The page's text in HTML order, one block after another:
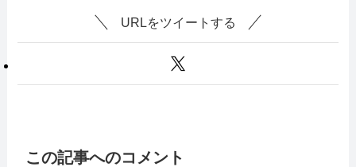
URLをツイートする
この記事へのコメント